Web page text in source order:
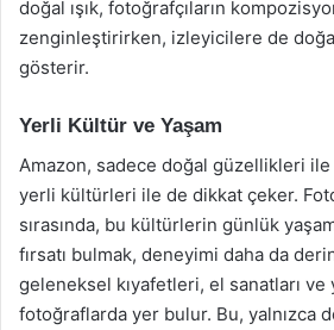
doğal ışık, fotoğrafçıların
zenginleştirirken, izleyicilere de
gösterir.
Yerli Kültür ve Yaşam
Amazon, sadece doğal güzellikleri ile
yerli kültürleri ile de dikkat çeker.
sırasında, bu kültürlerin günlük
fırsatı bulmak, deneyimi daha da
geleneksel kıyafetleri, el sanatları ve
fotoğraflarda yer bulur. Bu, yalnızca